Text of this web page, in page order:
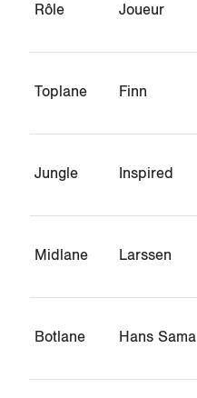
Rôle Joueur
Toplane Finn
Jungle Inspired
Midlane Larssen
Botlane Hans Sama